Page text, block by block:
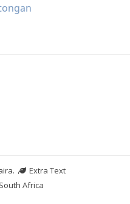
.
Extra Text
Africa